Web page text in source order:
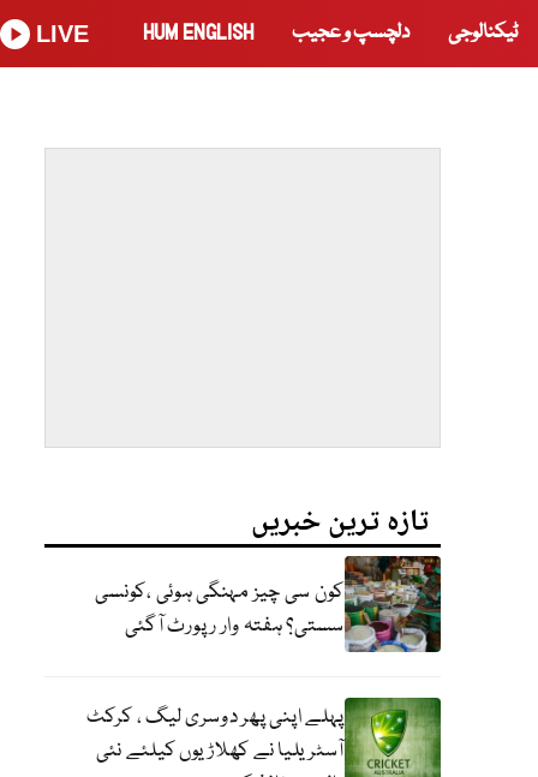
ٹیکنالوجی دلچسپ و عجیب HUM ENGLISH
LIVE
تازہ ترین خبریں
کون سی چیز مہنگی ہوئی ،کونسی
سستی؟ ہفتہ وار رپورٹ آگئی
پہلے اپنی پھر دوسری لیگ ، کرکٹ
آسٹریلیا نے کھلاڑیوں کیلئے نئی